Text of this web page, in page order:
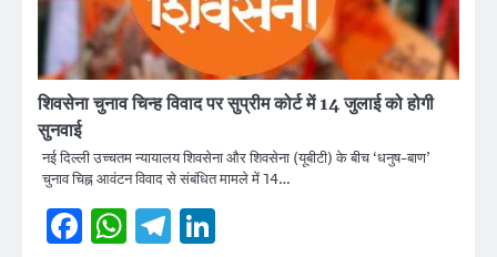
शिवसेना चुनाव चिन्ह विवाद पर सुप्रीम कोर्ट में 14 जुलाई को होगी
सुनवाई
नई दिल्ली उच्चतम न्यायालय शिवसेना और शिवसेना (यूबीटी) के बीच ‘धनुष-बाण’
चुनाव चिह्न आवंटन विवाद से संबंधित मामले में 14…
Facebook
WhatsApp
Telegram